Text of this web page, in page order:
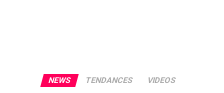
NEWS TENDANCES VIDEOS